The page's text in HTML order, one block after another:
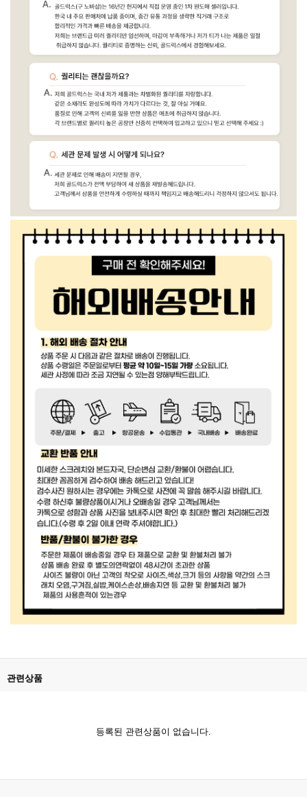
관련상품
등록된 관련상품이 없습니다.